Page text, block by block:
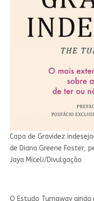
Capa de Gravidez
de Diana Greene Foster,
Jaya Miceli/Divulgação
O Estudo Turnaway